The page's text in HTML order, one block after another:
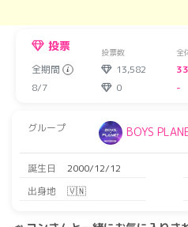
投票 投票数 全
全期間 13,582
8/7
0 -
グループ BOYS
誕生日 2000/12/12
出身地
🇻🇳